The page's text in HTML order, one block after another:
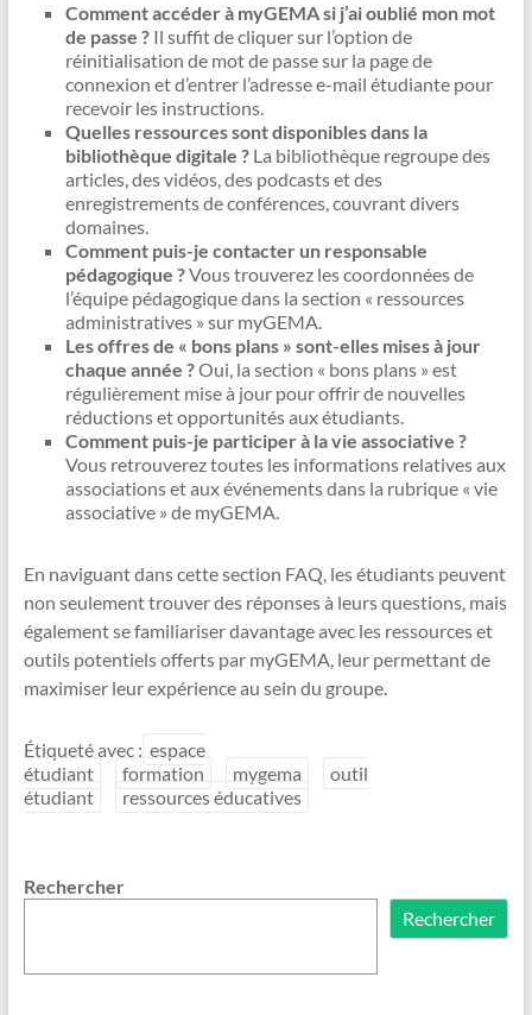
Comment accéder à myGEMA si j’ai oublié mon mot
de passe ?Il suffit de cliquer sur l’option de
réinitialisation de mot de passe sur la page de
connexion et d’entrer l’adresse e-mail étudiante pour
recevoir les instructions.
Quelles ressources sont disponibles dans la
bibliothèque digitale ?La bibliothèque regroupe des
articles, des vidéos, des podcasts et des
enregistrements de conférences, couvrant divers
domaines.
Comment puis-je contacter un responsable
pédagogique ?Vous trouverez les coordonnées de
l’équipe pédagogique dans la section « ressources
administratives » sur myGEMA.
Les offres de « bons plans » sont-elles mises à jour
chaque année ?Oui, la section « bons plans » est
régulièrement mise à jour pour offrir de nouvelles
réductions et opportunités aux étudiants.
Comment puis-je participer à la vie associative ?
Vous retrouverez toutes les informations relatives aux
associations et aux événements dans la rubrique « vie
associative » de myGEMA.
En naviguant dans cette section FAQ, les étudiants peuvent
non seulement trouver des réponses à leurs questions, mais
également se familiariser davantage avec les ressources et
outils potentiels offerts par myGEMA, leur permettant de
maximiser leur expérience au sein du groupe.
Étiqueté avec : espace
étudiant
formation mygema
outil
étudiant
ressources éducatives
Rechercher
Rechercher